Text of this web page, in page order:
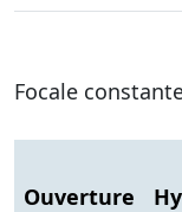
Focale
Ouverture